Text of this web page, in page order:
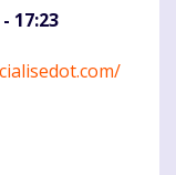
17:23